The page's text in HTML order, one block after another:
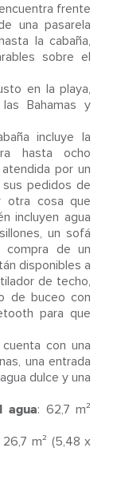
frente
una pasarela
la cabaña,
sobre el
en la playa,
Bahamas y
incluye la
hasta ocho
por un
pedidos de
otra cosa que
incluyen agua
un sofá
compra de un
disponibles a
de techo,
de buceo con
para que
con una
una entrada
dulce y una
agua: 62,7 m²
26,7 m² (5,48 x